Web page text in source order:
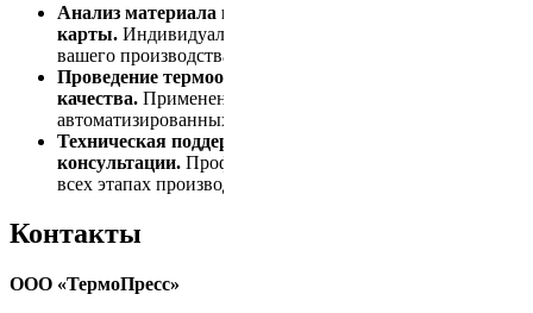
Анализ материала и разработка технологической
карты. Индивидуальный подход с учётом специфики
вашего производства.
Проведение термообработки с контролем
качества. Применение современного оборудования и
автоматизированных систем управления.
Техническая поддержка и
консультации. Профессиональные рекомендации на
всех этапах производства.
Контакты
ООО «ТермоПресс»